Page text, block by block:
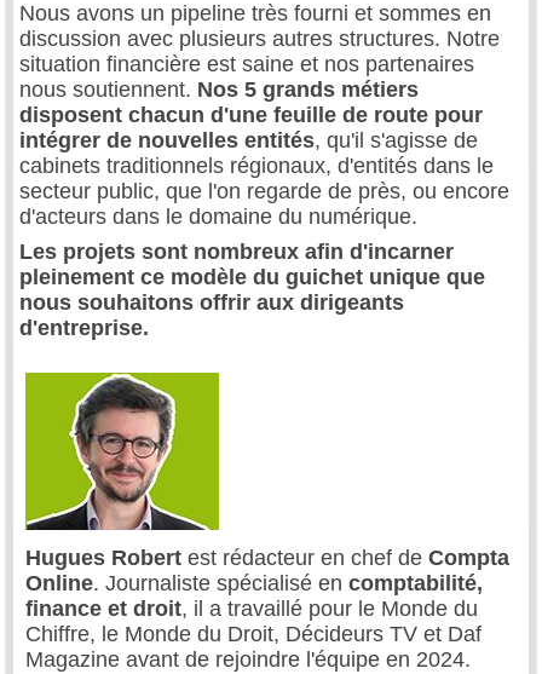
Nous avons un pipeline très fourni et sommes en
discussion avec plusieurs autres structures. Notre
situation financière est saine et nos partenaires
nous soutiennent. Nos 5 grands métiers
disposent chacun d'une feuille de route pour
intégrer de nouvelles entités, qu'il s'agisse de
cabinets traditionnels régionaux, d'entités dans le
secteur public, que l'on regarde de près, ou encore
d'acteurs dans le domaine du numérique.
Les projets sont nombreux afin d'incarner
pleinement ce modèle du guichet unique que
nous souhaitons offrir aux dirigeants
d'entreprise.
Hugues Robert est rédacteur en chef de Compta
Online. Journaliste spécialisé en comptabilité,
finance et droit, il a travaillé pour le Monde du
Chiffre, le Monde du Droit, Décideurs TV et Daf
Magazine avant de rejoindre l'équipe en 2024.